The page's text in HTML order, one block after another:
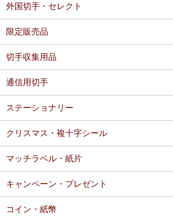
外国切手・セレクト
限定販売品
切手収集用品
通信用切手
ステーショナリー
クリスマス・複十字シール
マッチラベル・紙片
キャンペーン・プレゼント
コイン・紙幣